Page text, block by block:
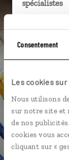
Consentement
Les cookies
Nous utilisons
sur notre site et
de nos
cookies vous
cliquant sur «
spécialistes
téléphone.
Vous
pendant